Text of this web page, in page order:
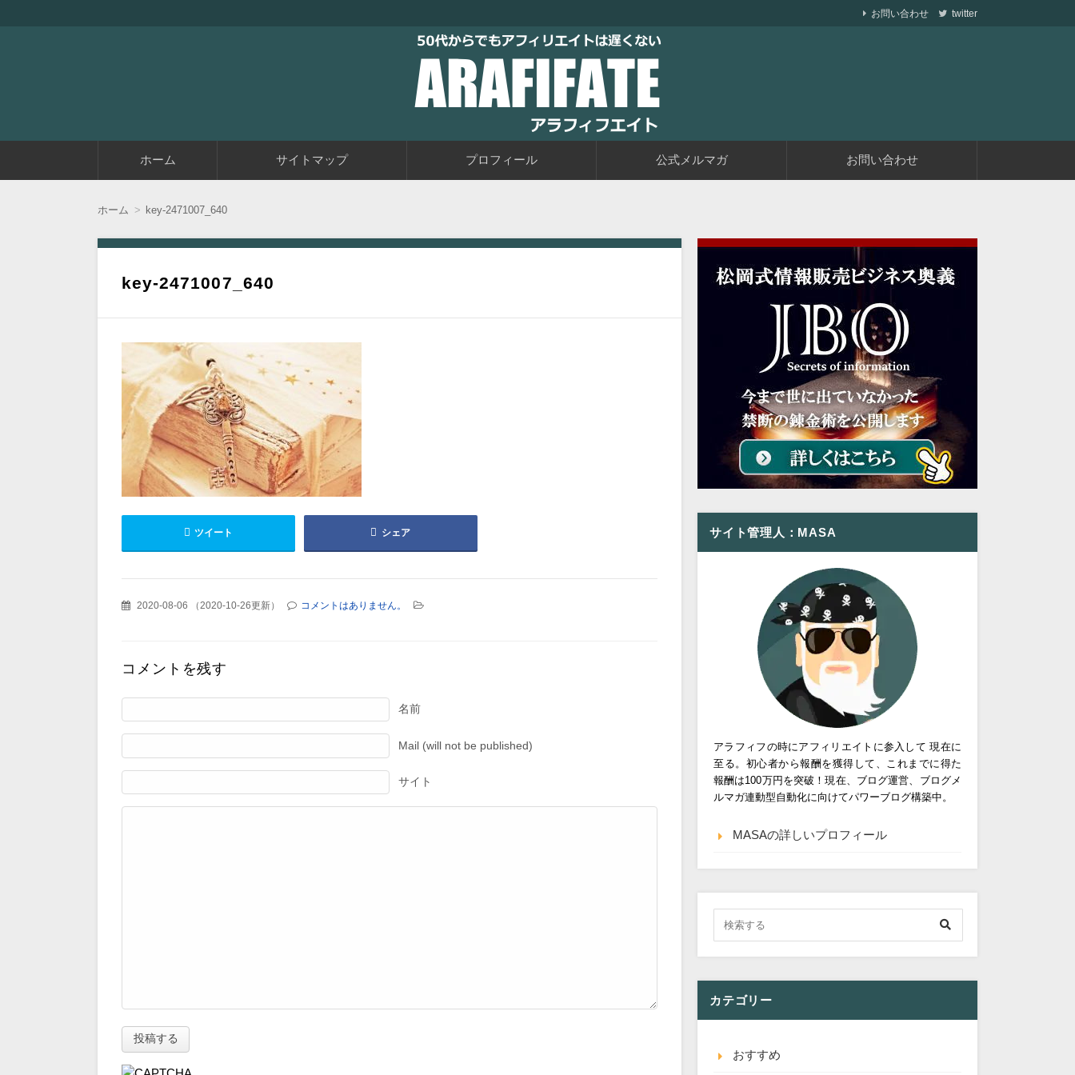
twitter
お問い合わせ
アラフィフエイト｜ 50代からでもアフィリエイトは遅くない
『アラフィフエイト』は初めてアフィリエイトブログに取り組むブログ初心者の教科書です。老後に備えて今から副業で稼ぐ仕組みを作りながら、収益が発生す
ホーム サイトマップ プロフィール 公式メルマガ お問い合わせ
ホーム key-2471007_640
key-2471007_640
ツイート シェア
2020-08-06 （ 2020-10-26更新） コメントはありません。
コメントを残す
名前
Mail (will not be published)
サイト
サイト管理人：MASA
アラフィフの時にアフィリエイトに参入して 現在に
至る。初心者から報酬を獲得して、これまでに得た
報酬は100万円を突破！現在、ブログ運営、ブログメ
ルマガ連動型自動化に向けてパワーブログ構築中。
MASAの詳しいプロフィール
カテゴリー
おすすめ